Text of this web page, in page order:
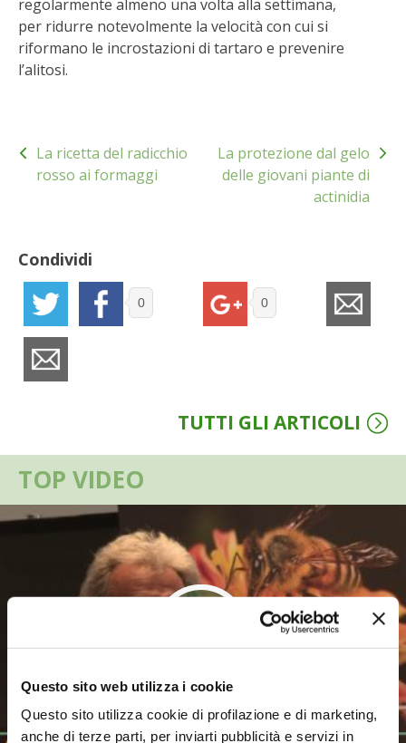
Questo sito web utilizza i cookie
Questo sito utilizza cookie di profilazione e di marketing,
anche di terze parti, per inviarti pubblicità e servizi in
THERMACELL
ANIMALI UMANI E NON UMANI
COLTIVARE L’OLIVO
CORMIK
VIGNETO BIO
PENSA ALTERNATIVO
GARDENA
VERONESI
RIMANI A CONTATTO CON LA NATURA
CRESCERE INSIEME
ARCHMAN
VITA IN CAMPAGNA LA FIERA
NATURALMENTE
regolarmente almeno una volta alla settimana,
per ridurre notevolmente la velocità con cui si
riformano le incrostazioni di tartaro e prevenire
l’alitosi.
articoli
La ricetta del radicchio
rosso ai formaggi
La protezione dal gelo
delle giovani piante di
actinidia
Condividi
0 0
TUTTI GLI ARTICOLI
TOP VIDEO